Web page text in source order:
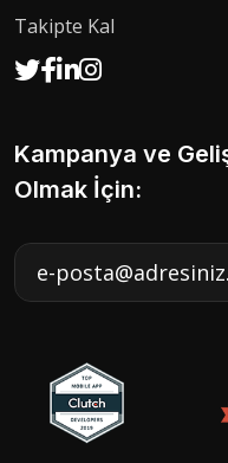
Takipte Kal
Kampanya ve
Olmak İçin: